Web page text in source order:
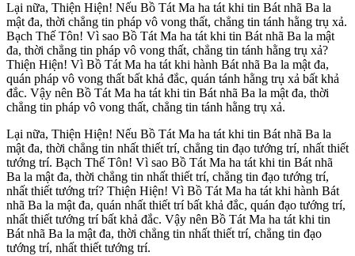
Lại nữa, Thiện Hiện! Nếu Bồ Tát Ma ha tát khi tin Bát nhã Ba la
mật đa, thời chẳng tin pháp vô vong thất, chẳng tin tánh hằng trụ xả.
Bạch Thế Tôn! Vì sao Bồ Tát Ma ha tát khi tin Bát nhã Ba la mật
đa, thời chẳng tin pháp vô vong thất, chẳng tin tánh hằng trụ xả?
Thiện Hiện! Vì Bồ Tát Ma ha tát khi hành Bát nhã Ba la mật đa,
quán pháp vô vong thất bất khả đắc, quán tánh hằng trụ xả bất khả
đắc. Vậy nên Bồ Tát Ma ha tát khi tin Bát nhã Ba la mật đa, thời
chẳng tin pháp vô vong thất, chẳng tin tánh hằng trụ xả.
Lại nữa, Thiện Hiện! Nếu Bồ Tát Ma ha tát khi tin Bát nhã Ba la
mật đa, thời chẳng tin nhất thiết trí, chẳng tin đạo tướng trí, nhất thiết
tướng trí. Bạch Thế Tôn! Vì sao Bồ Tát Ma ha tát khi tin Bát nhã
Ba la mật đa, thời chẳng tin nhất thiết trí, chẳng tin đạo tướng trí,
nhất thiết tướng trí? Thiện Hiện! Vì Bồ Tát Ma ha tát khi hành Bát
nhã Ba la mật đa, quán nhất thiết trí bất khả đắc, quán đạo tướng trí,
nhất thiết tướng trí bất khả đắc. Vậy nên Bồ Tát Ma ha tát khi tin
Bát nhã Ba la mật đa, thời chẳng tin nhất thiết trí, chẳng tin đạo
tướng trí, nhất thiết tướng trí.